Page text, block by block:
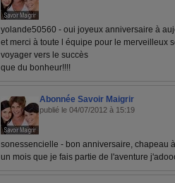
yolande50560 - oui joyeux anniversaire à
et merci à toute l équipe pour le merveilleux
voyager vers le succès
que du bonheur!!!!
Abonnée Savoir Maigrir
publié le 04/07/2012 à 15:19
sonessencielle - bon anniversaire, chapeau
un mois que je fais partie de l'aventure